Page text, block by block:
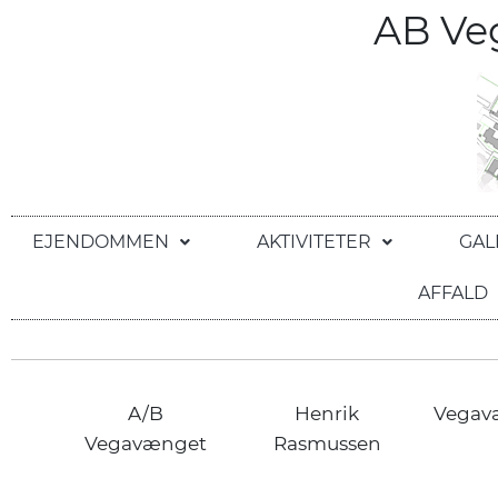
AB
EJENDOMMEN AKTIVITETER
AFFALD
A/B
Vegavænget
Henrik
Rasmussen